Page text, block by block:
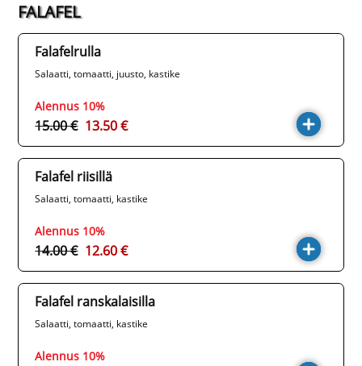
FALAFEL
Falafelrulla
Salaatti, tomaatti, juusto, kastike
Alennus 10%
15.00 € 13.50 €
Falafel riisillä
Salaatti, tomaatti, kastike
Alennus 10%
14.00 € 12.60 €
Falafel ranskalaisilla
Salaatti, tomaatti, kastike
Alennus 10%